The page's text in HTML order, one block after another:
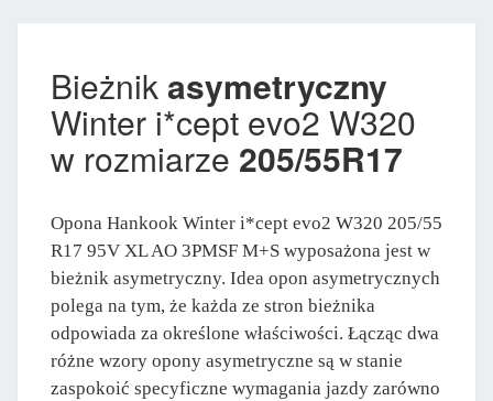
Bieżnikasymetryczny
Winter i*cept evo2 W320
w rozmiarze 205/55R17
Opona Hankook Winter i*cept evo2 W320 205/55
R17 95V XL AO 3PMSF M+S wyposażona jest w
bieżnik asymetryczny. Idea opon asymetrycznych
polega na tym, że każda ze stron bieżnika
odpowiada za określone właściwości. Łącząc dwa
różne wzory opony asymetryczne są w stanie
zaspokoić specyficzne wymagania jazdy zarówno